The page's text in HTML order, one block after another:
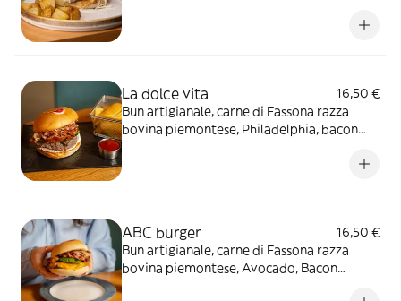
cappuccio, pomodorini secchi e maionese
La dolce vita
16,50 €
Bun artigianale, carne di Fassona razza
bovina piemontese, Philadelphia, bacon
ABC burger
16,50 €
Bun artigianale, carne di Fassona razza
bovina piemontese, Avocado, Bacon